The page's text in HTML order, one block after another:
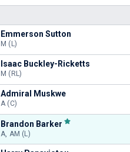
Emmerson Sutton
M (L)
Isaac Buckley-Ricketts
M (RL)
Admiral Muskwe
A (C)
Brandon Barker
A, AM (L)